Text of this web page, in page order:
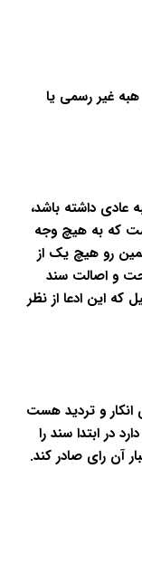
هبه غیر رسمی یا
داشته باشد،
که به هیچ وجه
همین رو هیچ یک از
و اصالت سند
که این ادعا از نظر
و تردید هست
در ابتدا سند را
آن رای صادر کند.